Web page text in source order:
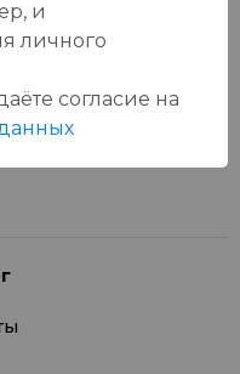
будьте первым, кто
и
личного
cогласие на